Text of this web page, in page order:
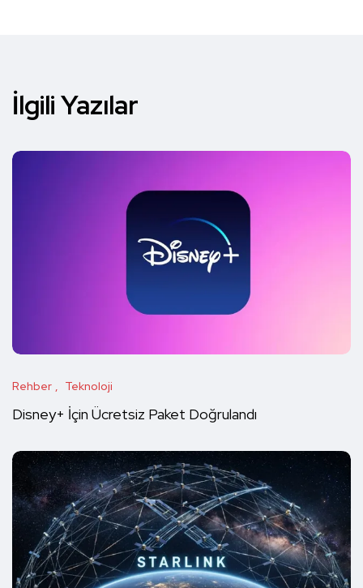
İlgili Yazılar
Rehber Teknoloji
Disney+ İçin Ücretsiz Paket Doğrulandı